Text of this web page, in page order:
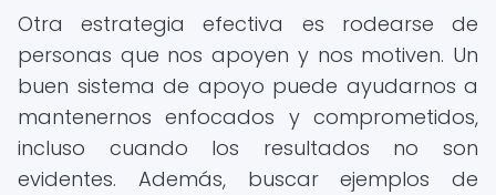
Otra estrategia efectiva es rodearse de
personas que nos apoyen y nos motiven. Un
buen sistema de apoyo puede ayudarnos a
mantenernos enfocados y comprometidos,
incluso cuando los resultados no son
evidentes. Además, buscar ejemplos de